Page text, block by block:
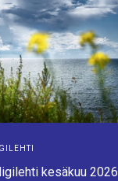
kesäkuu 2026